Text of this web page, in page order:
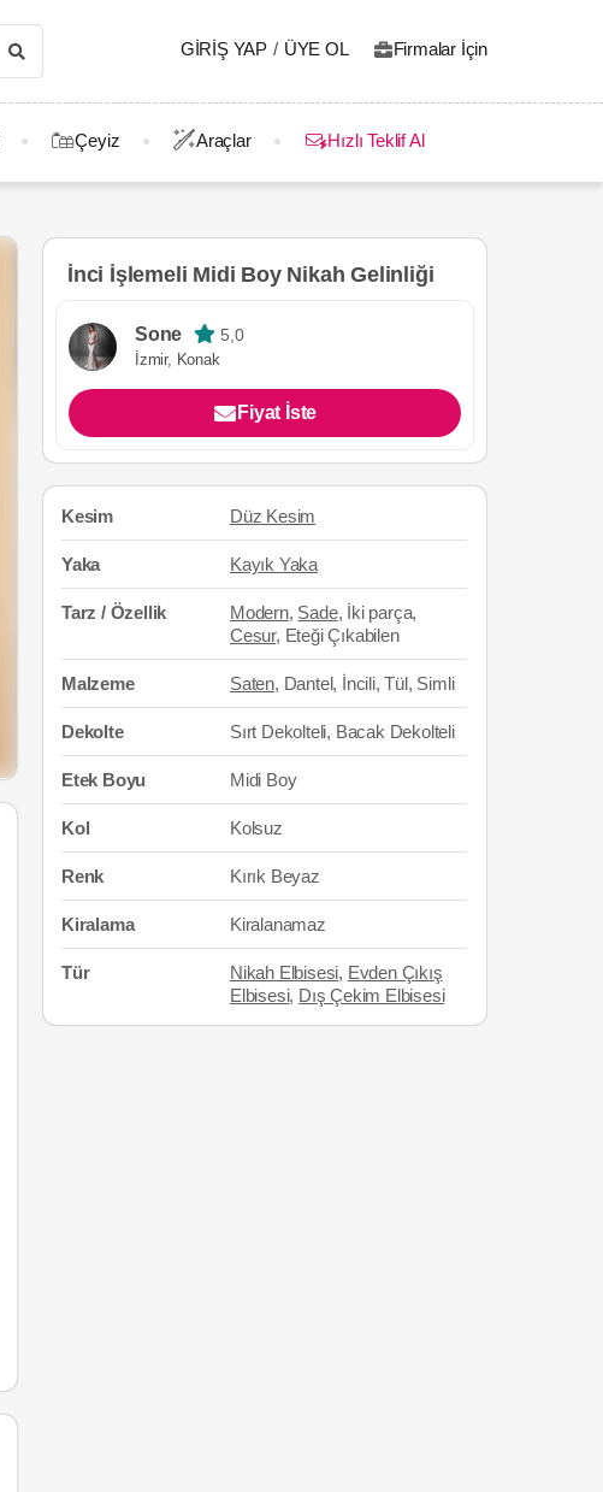
GIRIŞ YAP / ÜYE OL Firmalar İçin
Çeyiz Araçlar Hızlı Teklif Al
İnci İşlemeli Midi Boy Nikah Gelinliği
Sone 5,0
İzmir, Konak
Fiyat İste
Kesim Düz Kesim
Yaka Kayık Yaka
Tarz / Özellik Modern, Sade, İki parça,
Cesur, Eteği Çıkabilen
Malzeme Saten, Dantel, İncili, Tül, Simli
Dekolte Sırt Dekolteli, Bacak Dekolteli
Etek Boyu Midi Boy
Kol Kolsuz
Renk Kırık Beyaz
Kiralama Kiralanamaz
Tür Nikah Elbisesi, Evden Çıkış
Elbisesi, Dış Çekim Elbisesi